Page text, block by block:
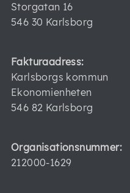
Storgatan 16
546 30 Karlsborg
Fakturaadress:
Karlsborgs kommun
Ekonomienheten
546 82 Karlsborg
Organisationsnummer:
212000-1629